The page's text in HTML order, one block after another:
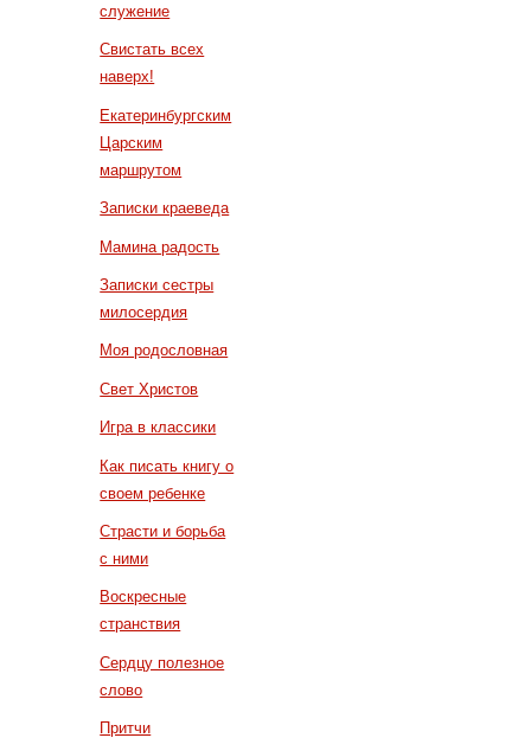
служение
Свистать всех
наверх!
Екатеринбургским
Царским
маршрутом
Записки краеведа
Мамина радость
Записки сестры
милосердия
Моя родословная
Свет Христов
Игра в классики
Как писать книгу о
своем ребенке
Страсти и борьба
с ними
Воскресные
странствия
Сердцу полезное
слово
Притчи